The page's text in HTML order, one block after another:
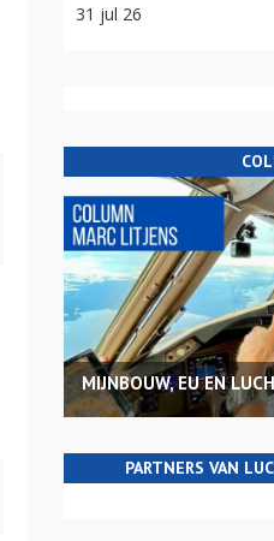
31 jul 26
MIJNBOUW, EU EN
PARTNERS VAN